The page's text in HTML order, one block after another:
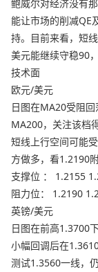
鲍威尔对经济没有
能让市场的削减QE
持。目前来看，短
美元能继续守稳90
技术面
欧元/美元
日图在MA20受阻
MA200，关注该档
短线上行空间可能
方做多，看1.2190附
支撑位 ： 1.2155
阻力位： 1.2190
英镑/美元
日图在前高1.3700
小幅回调后在
测试1.3560一线，